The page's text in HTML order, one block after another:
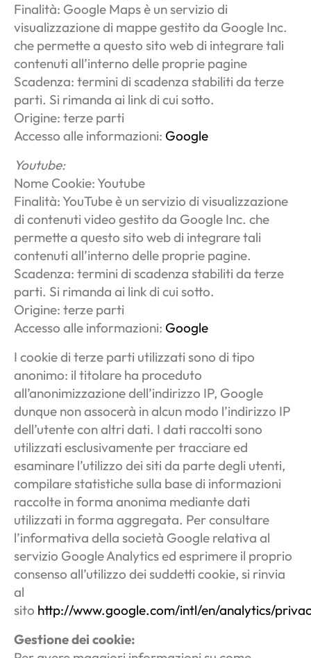
Finalità: Google Maps è un servizio di
visualizzazione di mappe gestito da Google Inc.
che permette a questo sito web di integrare tali
contenuti all’interno delle proprie pagine
Scadenza: termini di scadenza stabiliti da terze
parti. Si rimanda ai link di cui sotto.
Origine: terze parti
Accesso alle informazioni: Google
Youtube:
Nome Cookie: Youtube
Finalità: YouTube è un servizio di visualizzazione
di contenuti video gestito da Google Inc. che
permette a questo sito web di integrare tali
contenuti all’interno delle proprie pagine.
Scadenza: termini di scadenza stabiliti da terze
parti. Si rimanda ai link di cui sotto.
Origine: terze parti
Accesso alle informazioni: Google
I cookie di terze parti utilizzati sono di tipo
anonimo: il titolare ha proceduto
all’anonimizzazione dell’indirizzo IP, Google
dunque non assocerà in alcun modo l’indirizzo IP
dell’utente con altri dati. I dati raccolti sono
utilizzati esclusivamente per tracciare ed
esaminare l’utilizzo dei siti da parte degli utenti,
compilare statistiche sulla base di informazioni
raccolte in forma anonima mediante dati
utilizzati in forma aggregata. Per consultare
l’informativa della società Google relativa al
servizio Google Analytics ed esprimere il proprio
consenso all’utilizzo dei suddetti cookie, si rinvia
al
sito http://www.google.com/intl/en/analytics/
Gestione dei cookie: